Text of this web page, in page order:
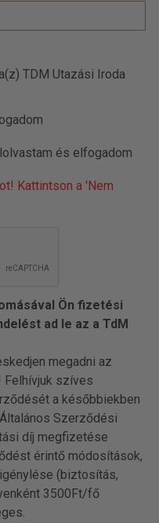
TDM Utazási Iroda
és elfogadom
Kattintson a 'Nem
Ön fizetési
ad le az a TdM
megadni az
szíves
a későbbiekben
Szerződési
díj megfizetése
érintő módosítások,
(biztosítás,
3500Ft/fő